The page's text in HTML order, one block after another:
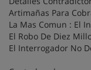
Artimañas Para
La Mas Comun : El
El Robo De Diez
El Interrogador No